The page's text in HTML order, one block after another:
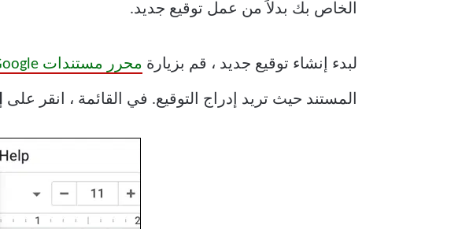
الخاص بك بدلاً من عمل توقيع جديد.
لبدء إنشاء توقيع جديد ، قم بزيارة محرر مستندات Google
المستند حيث تريد إدراج التوقيع. في القائمة ، انقر على